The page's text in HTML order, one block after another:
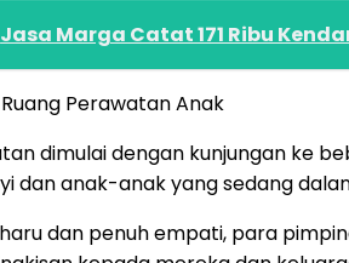
Jasa Marga Catat 171 Ribu
Perawatan Anak
dimulai dengan kunjungan ke
dan anak-anak yang sedang
dan penuh empati, para